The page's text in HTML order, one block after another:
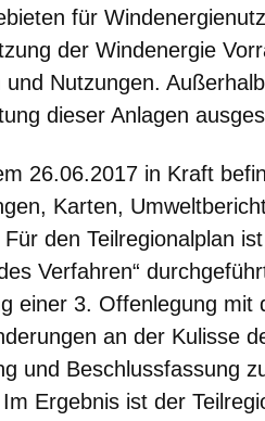
für
der Windenergie
und Nutzungen.
dieser Anlagen
26.06.2017 in Kraft
Karten,
den Teilregionalplan
Verfahren“
einer 3. Offenlegung mit
an der Kulisse
und Beschlussfassung
Ergebnis ist der